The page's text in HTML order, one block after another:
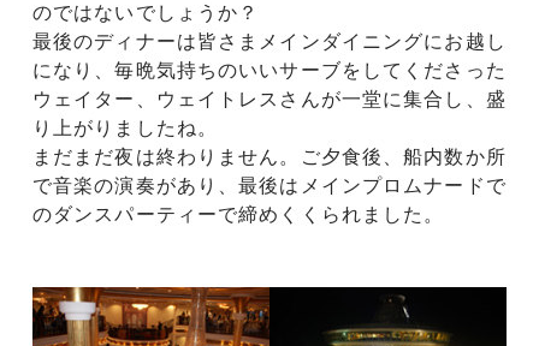
のではないでしょうか？
最後のディナーは皆さまメインダイニングにお越し
になり、毎晩気持ちのいいサーブをしてくださった
ウェイター、ウェイトレスさんが一堂に集合し、盛
り上がりましたね。
まだまだ夜は終わりません。ご夕食後、船内数か所
で音楽の演奏があり、最後はメインプロムナードで
のダンスパーティーで締めくくられました。